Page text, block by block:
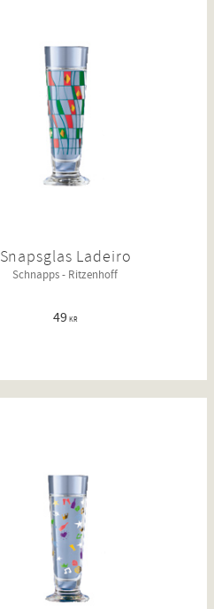
Snapsglas Ladeiro
Schnapps - Ritzenhoff
49KR